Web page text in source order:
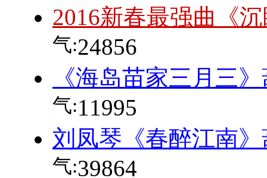
2016新春最强曲《
气:24856
《海岛苗家三月三
气:11995
刘凤琴《春醉江南
气:39864